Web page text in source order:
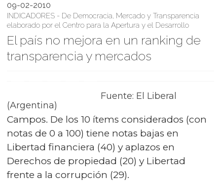
09-02-2010
INDICADORES - De Democracia, Mercado y Transparencia
elaborado por el Centro para la Apertura y el Desarrollo
El país no mejora en un ranking de
transparencia y mercados
Fuente: El Liberal
(Argentina)
Campos. De los 10 ítems considerados (con
notas de 0 a 100) tiene notas bajas en
Libertad financiera (40) y aplazos en
Derechos de propiedad (20) y Libertad
frente a la corrupción (29).